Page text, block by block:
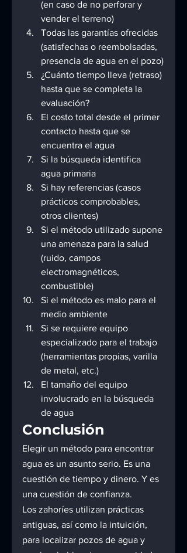
(en caso de no perforar y
vender el terreno)
Todas las garantías ofrecidas
(satisfechas o reembolsadas,
presencia de agua en el pozo)
¿Cuánto tiempo lleva (retraso)
hasta que se completa la
evaluación?
El costo total desde el primer
contacto hasta que se
encuentra el agua
Si la búsqueda identifica
agua primaria
Si hay referencias (casos
prácticos comprobables,
otros clientes)
Si el método utilizado supone
una amenaza para la salud
(ruido, campos
electromagnéticos,
combustible)
Si el método es malo para el
medio ambiente
Si se requiere equipo
especializado para el trabajo
(herramientas propias, varilla
de metal, etc.)
El tamaño del equipo
involucrado en la búsqueda
de agua
Conclusión
Elegir un método para encontrar
agua es un asunto serio. Es una
cuestión de tiempo y dinero. Y es
una cuestión de confianza.
Los zahoríes utilizan prácticas
antiguas, así como la intuición,
para localizar pozos de agua y